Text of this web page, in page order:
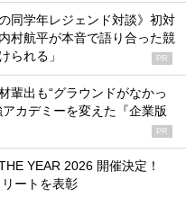
同学年レジェンド対談》初対
村航平が本音で語り合った競
られる」
PR
輩出も“グラウンドがなかっ
カデミーを変えた『企業版
PR
YEAR 2026 開催決定！
ートを表彰